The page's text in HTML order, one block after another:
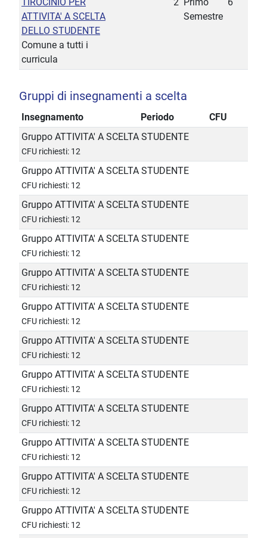
TIROCINIO PER
ATTIVITA' A SCELTA
DELLO STUDENTE
Comune a tutti i
curricula
2 Primo
Semestre
6
Gruppi di insegnamenti a scelta
Insegnamento Periodo
CFU
Gruppo ATTIVITA' A SCELTA STUDENTE
CFU richiesti: 12
Gruppo ATTIVITA' A SCELTA STUDENTE
CFU richiesti: 12
Gruppo ATTIVITA' A SCELTA STUDENTE
CFU richiesti: 12
Gruppo ATTIVITA' A SCELTA STUDENTE
CFU richiesti: 12
Gruppo ATTIVITA' A SCELTA STUDENTE
CFU richiesti: 12
Gruppo ATTIVITA' A SCELTA STUDENTE
CFU richiesti: 12
Gruppo ATTIVITA' A SCELTA STUDENTE
CFU richiesti: 12
Gruppo ATTIVITA' A SCELTA STUDENTE
CFU richiesti: 12
Gruppo ATTIVITA' A SCELTA STUDENTE
CFU richiesti: 12
Gruppo ATTIVITA' A SCELTA STUDENTE
CFU richiesti: 12
Gruppo ATTIVITA' A SCELTA STUDENTE
CFU richiesti: 12
Gruppo ATTIVITA' A SCELTA STUDENTE
CFU richiesti: 12